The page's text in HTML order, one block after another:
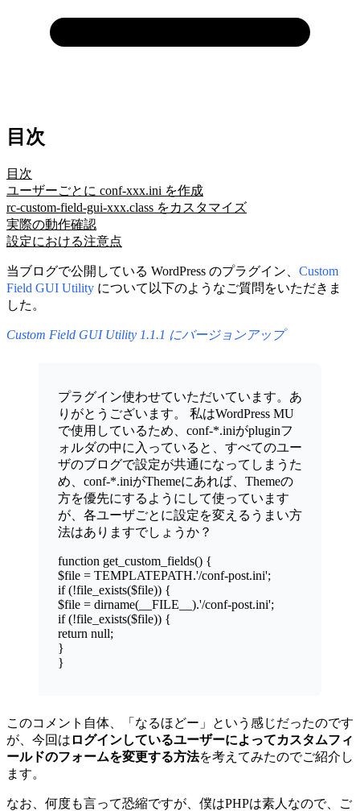
目次
目次
ユーザーごとに conf-xxx.ini を作成
rc-custom-field-gui-xxx.class をカスタマイズ
実際の動作確認
設定における注意点
当ブログで公開している WordPress のプラグイン、 Custom
Field GUI Utility について以下のようなご質問をいただきま
した。
Custom Field GUI Utility 1.1.1 にバージョンアップ
プラグイン使わせていただいています。あ
りがとうございます。 私はWordPress MU
で使用しているため、conf-*.iniがpluginフ
ォルダの中に入っていると、すべてのユー
ザのブログで設定が共通になってしまうた
め、conf-*.iniがThemeにあれば、Themeの
方を優先にするようにして使っています
が、各ユーザごとに設定を変えるうまい方
法はありますでしょうか？
function get_custom_fields() {
$file = TEMPLATEPATH.'/conf-post.ini';
if (!file_exists($file)) {
$file = dirname(__FILE__).'/conf-post.ini';
if (!file_exists($file)) {
return null;
}
}
このコメント自体、「なるほどー」という感じだったのです
が、今回は ログインしているユーザーによってカスタムフィ
ールドのフォームを変更する方法を考えてみたのでご紹介し
ます。
なお、何度も言って恐縮ですが、僕はPHPは素人なので、ご